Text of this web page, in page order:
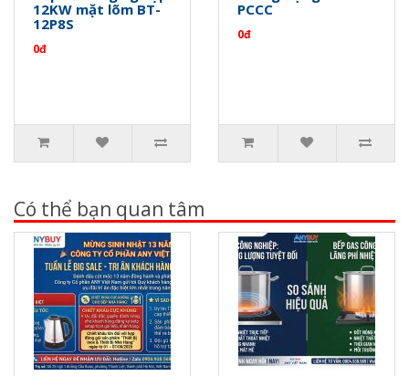
12KW mặt lõm BT-
12P8S
0đ
PCCC
0đ
Có thể bạn quan tâm